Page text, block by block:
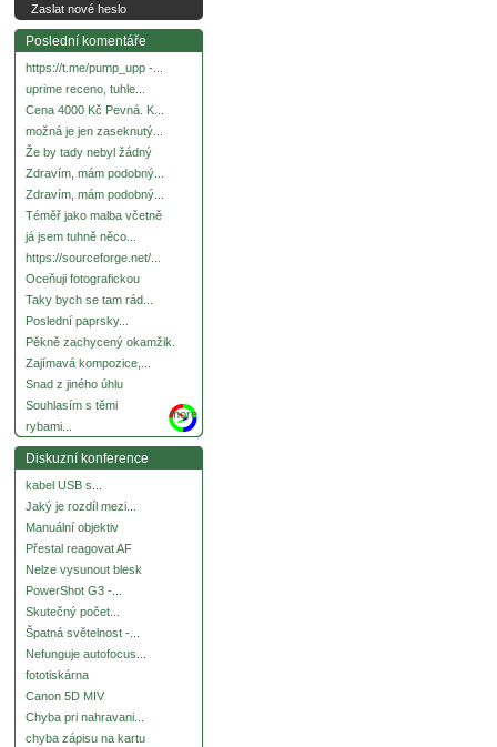
Zaslat nové heslo
Poslední komentáře
https://t.me/pump_upp -...
uprime receno, tuhle...
Cena 4000 Kč Pevná. K...
možná je jen zaseknutý...
Že by tady nebyl žádný
Zdravím, mám podobný...
Zdravím, mám podobný...
Téměř jako malba včetně
já jsem tuhně něco...
https://sourceforge.net/...
Oceňuji fotografickou
Taky bych se tam rád...
Poslední paprsky...
Pěkně zachycený okamžik.
Zajímavá kompozice,...
Snad z jiného úhlu
Souhlasím s těmi
rybami...
more
Diskuzní konference
kabel USB s...
Jaký je rozdíl mezi...
Manuální objektiv
Přestal reagovat AF
Nelze vysunout blesk
PowerShot G3 -...
Skutečný počet...
Špatná světelnost -...
Nefunguje autofocus...
fototiskárna
Canon 5D MIV
Chyba pri nahravani...
chyba zápisu na kartu